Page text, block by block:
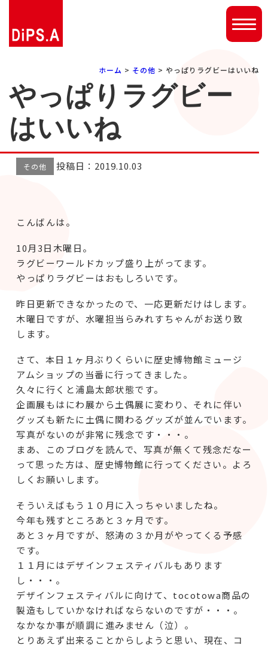
ホーム > その他 > やっぱりラグビーはいいね
やっぱりラグビー
はいいね
その他 投稿日：2019.10.03
こんばんは。
10月3日木曜日。
ラグビーワールドカップ盛り上がってます。
やっぱりラグビーはおもしろいです。
昨日更新できなかったので、一応更新だけはします。
木曜日ですが、水曜担当らみれすちゃんがお送り致
します。
さて、本日１ヶ月ぶりくらいに歴史博物館ミュージ
アムショップの当番に行ってきました。
久々に行くと浦島太郎状態です。
企画展もはにわ展から土偶展に変わり、それに伴い
グッズも新たに土偶に関わるグッズが並んでいます。
写真がないのが非常に残念です・・・。
まあ、このブログを読んで、写真が無くて残念だなー
って思った方は、歴史博物館に行ってください。よろ
しくお願いします。
そういえばもう１０月に入っちゃいましたね。
今年も残すところあと３ヶ月です。
あと３ヶ月ですが、怒涛の３か月がやってくる予感
です。
１１月にはデザインフェスティバルもあります
し・・・。
デザインフェスティバルに向けて、tocotowa商品の
製造もしていかなければならないのですが・・・。
なかなか事が順調に進みません（泣）。
とりあえず出来ることからしようと思い、現在、コ